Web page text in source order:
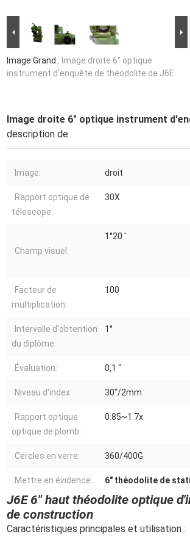
Image Grand : Image droite 6" optique
instrument d'enquête de théodolite de J6E
Image droite 6" optique instrument
description de
Image: droit
Rapport optique de
télescope:
30X
Champ visuel:
1°20 ′
Facteur de
multiplication:
100
Intervalle d'obtention
du diplôme:
1°
Évaluation: 0,1 ″
Niveau d'index: 30"/2mm
Rapport optique
optique de plomb:
0.85~1.7x
Cercles en verre: 360/400G
Mettre en évidence: 6" théodolite de
J6E 6" haut théodolite optique
de construction
Caractéristiques principales et utilisation :